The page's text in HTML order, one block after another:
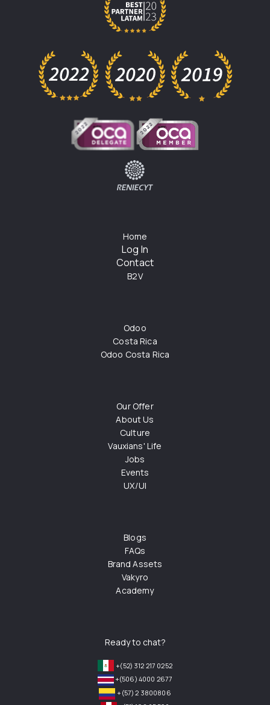
Home
Log In
Contact
B2V
Odoo
Costa Rica
Odoo Costa Rica
Our Offer
About Us
Culture
Vauxians' Life
Jobs
Events
UX/UI
Blogs
FAQs
Brand Assets
Vakyro
Academy
Ready to chat?
+(52) 312 217 0252
+(506) 4000 2677
+(57) 2 3800806